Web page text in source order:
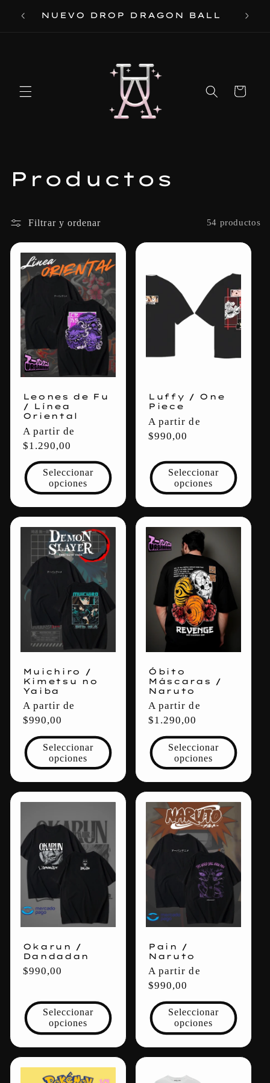
directamenteNUEVO DROP DRAGON BALL
Carrito
C
l
e
c
c
ó
n
Productos
Filtrar y ordenar 54 productos
Leones de Fu
/ Línea
Oriental
Precio
habitual
A partir de
$1.290,00
Seleccionar
opciones
Luffy / One
Piece
Precio
habitual
A partir de
$990,00
Seleccionar
opciones
Muichiro /
Kimetsu no
Yaiba
Precio
habitual
A partir de
$990,00
Seleccionar
opciones
Óbito
Máscaras /
Naruto
Precio
habitual
A partir de
$1.290,00
Seleccionar
opciones
Okarun /
Dandadan
Precio
$990,00
Seleccionar
opciones
Pain /
Naruto
Precio
habitual
A partir de
$990,00
Seleccionar
opciones